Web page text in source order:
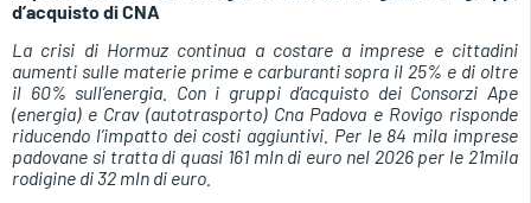
d’acquisto di CNA
La crisi di Hormuz continua a costare a imprese e cittadini
aumenti sulle materie prime e carburanti sopra il 25% e di oltre
il 60% sull’energia. Con i gruppi d’acquisto dei Consorzi Ape
(energia) e Crav (autotrasporto) Cna Padova e Rovigo risponde
riducendo l’impatto dei costi aggiuntivi. Per le 84 mila imprese
padovane si tratta di quasi 161 mln di euro nel 2026 per le 21mila
rodigine di 32 mln di euro.